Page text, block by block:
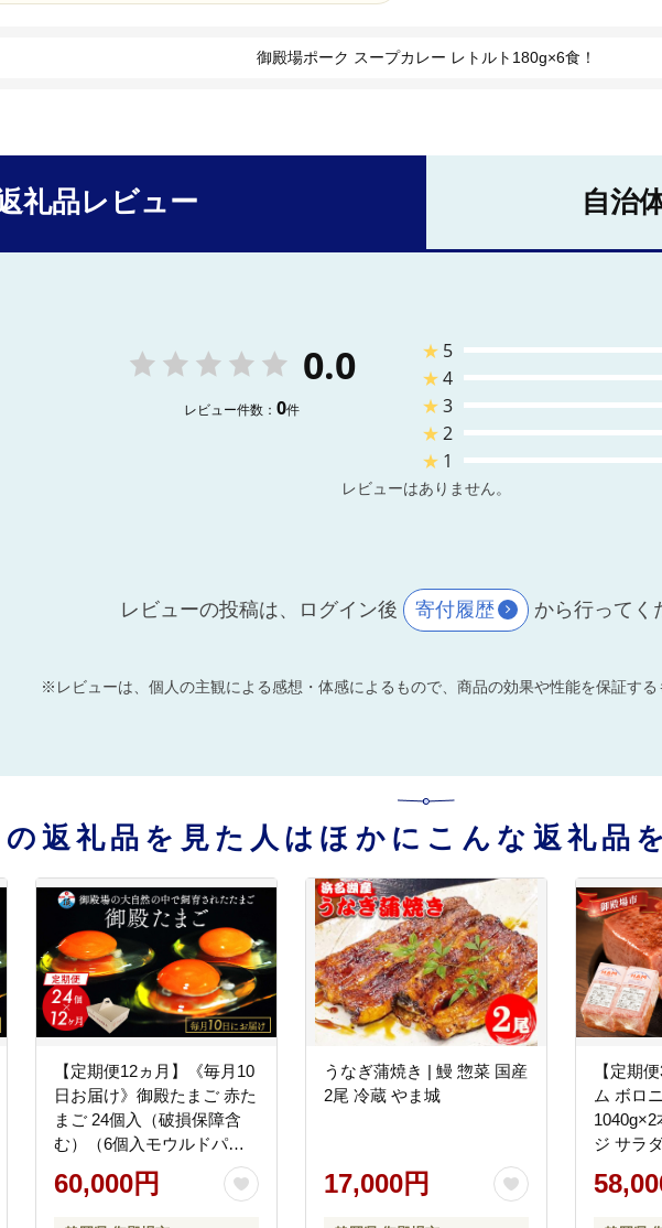
御殿場ポーク スープカレー レトルト180g×6食！
礼品レビュー 自治
0.0
レビュー件数： 0件
★ 5
★4
★3
★2
★ 1
レビューはありません。
レビューの投稿は、ログイン後 寄付履歴 から行ってく
※レビューは、個人の主観による感想・体感によるもので、商品の効果や性能を保証する
の返礼品を見た人はほかにこんな返礼品
【定期便12ヵ月】《毎月10
日お届け》御殿たまご 赤た
まご 24個入（破損保障含
む）（6個入モウルドパッ
ク×4P入） ◇ ｜ 卵 タマゴ
玉子 たまごかけご飯 生卵
60,000円
うなぎ蒲焼き | 鰻 惣菜 国産
2尾 冷蔵 やま城
17,000円
【定期
ム ボロ
ジ サラ
め 人気